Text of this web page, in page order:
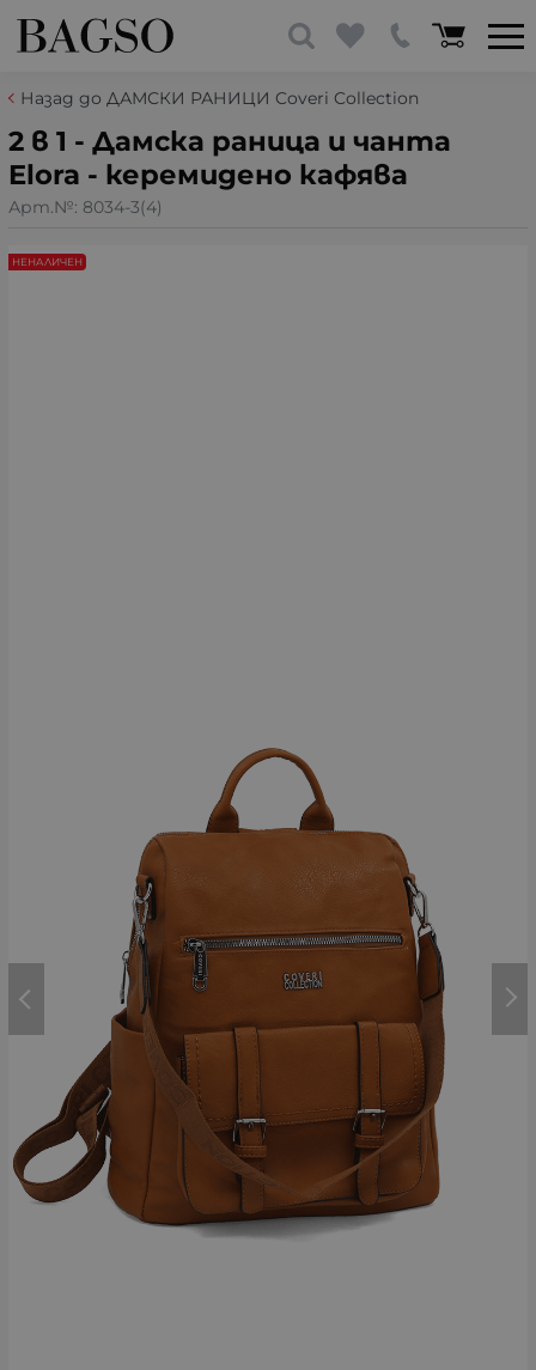
Назад до ДАМСКИ РАНИЦИ Coveri Collection
2 в 1 - Дамска раница и чанта
Elora - керемидено кафява
Арт.№: 8034-3(4)
НЕНАЛИЧЕН